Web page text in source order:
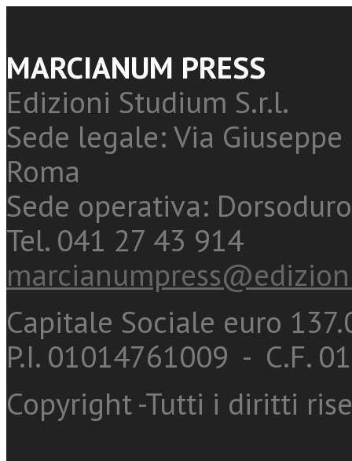
MARCIANUM PRESS
Edizioni Studium S.r.l.
Sede legale: Via
Roma
Sede operativa:
Tel. 041 27 43 914
Capitale Sociale euro
P.I. 01014761009 - C.F.
Copyright -Tutti i diritti